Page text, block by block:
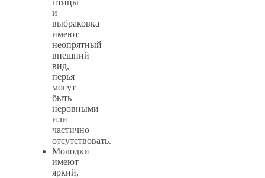
птицы
и
выбраковка
имеют
неопрятный
внешний
вид,
перья
могут
быть
неровными
или
частично
отсутствовать.
Молодки
имеют
яркий,